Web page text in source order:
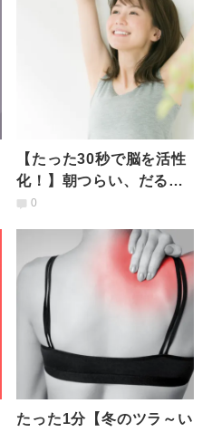
【たった30秒で脳を活性
化！】朝つらい、だる
い…を解消！朝にオスス
0
たった1分【冬のツラ～い